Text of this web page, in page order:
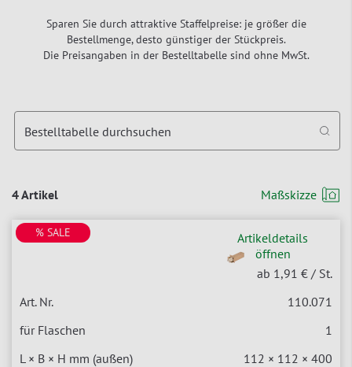
Sparen Sie durch attraktive Staffelpreise: je größer die
Bestellmenge, desto günstiger der Stückpreis.
Die Preisangaben in der Bestelltabelle sind ohne MwSt.
4 Artikel Maßskizze
Bestelltabelle durchsuchen
Artikeldetails
öffnen
ab 1,91 € / St.
110.071
1
112 × 112 × 400
% SALE